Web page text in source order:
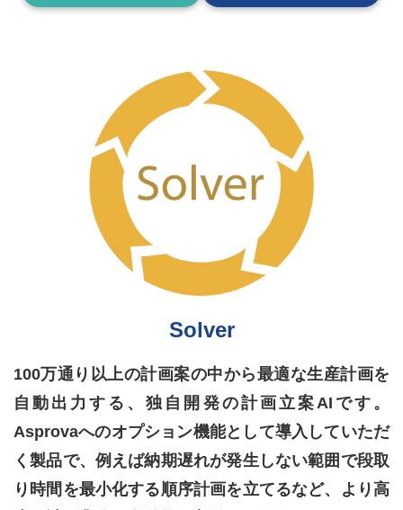
Solver
100万通り以上の計画案の中から最適な生産計画を
自動出力する、独自開発の計画立案AIです。
Asprovaへのオプション機能として導入していただ
く製品で、例えば納期遅れが発生しない範囲で段取
り時間を最小化する順序計画を立てるなど、より高